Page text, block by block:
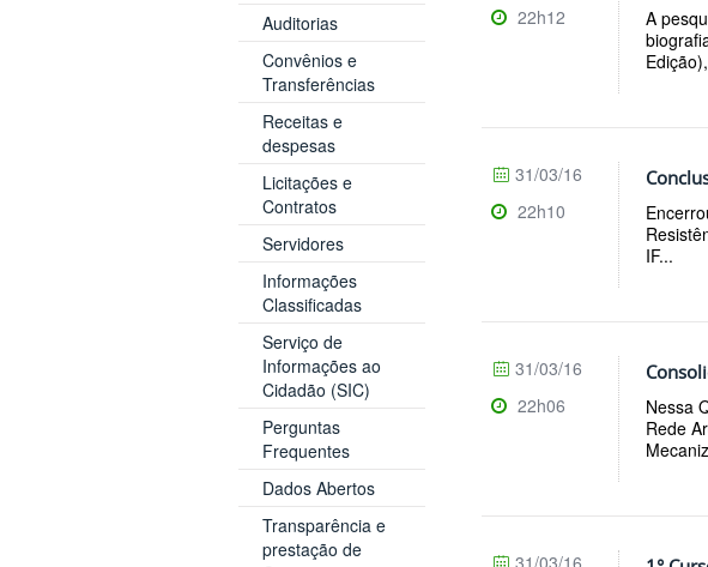
Auditorias
Convênios e
Transferências
Receitas e
despesas
Licitações e
Contratos
Servidores
Informações
Classificadas
Serviço de
Informações ao
Cidadão (SIC)
Perguntas
Frequentes
Dados Abertos
Transparência e
prestação de
A
22h12
IF...
31/03/16
22h10
Nessa
Rede
31/03/16
22h06
31/03/16